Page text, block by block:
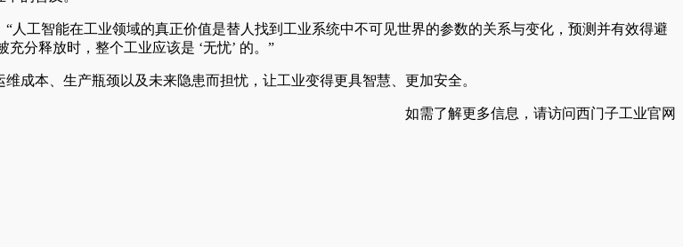
工智能在工业领域的真正价值是替人找到工业系统中不可见世界的参数的关系与变化，预测并有效得避
分释放时，整个工业应该是 ‘无忧’ 的。”
成本、生产瓶颈以及未来隐患而担忧，让工业变得更具智慧、更加安全。
如需了解更多信息，请访问西门子工业官网